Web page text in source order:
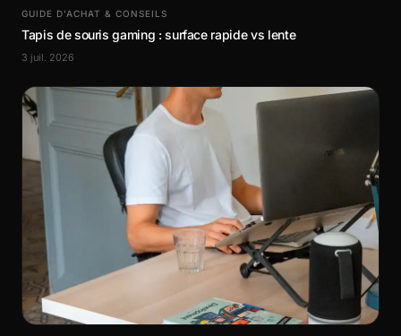
GUIDE D’ACHAT & CONSEILS
Tapis de souris gaming : surface rapide vs lente
3 juil. 2026